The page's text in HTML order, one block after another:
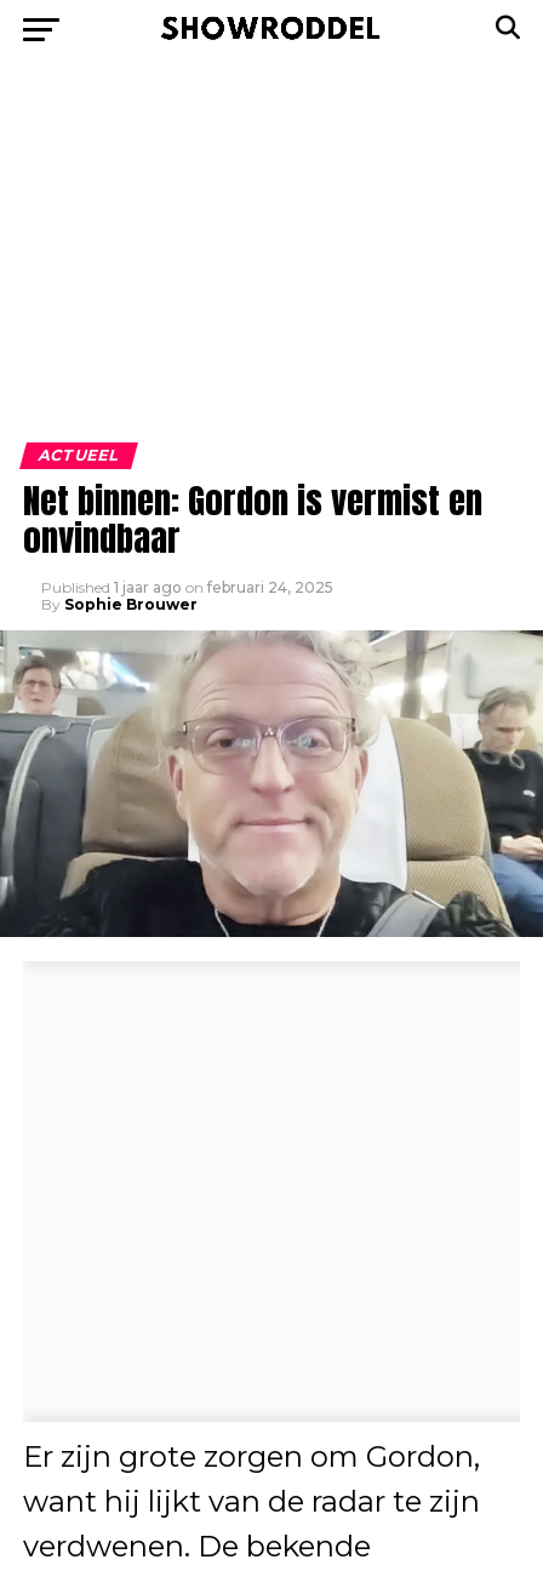
ACTUEEL
Net binnen: Gordon is vermist en
onvindbaar
Published 1 jaar ago on februari 24, 2025
By Sophie Brouwer
Er zijn grote zorgen om Gordon,
want hij lijkt van de radar te zijn
verdwenen. De bekende